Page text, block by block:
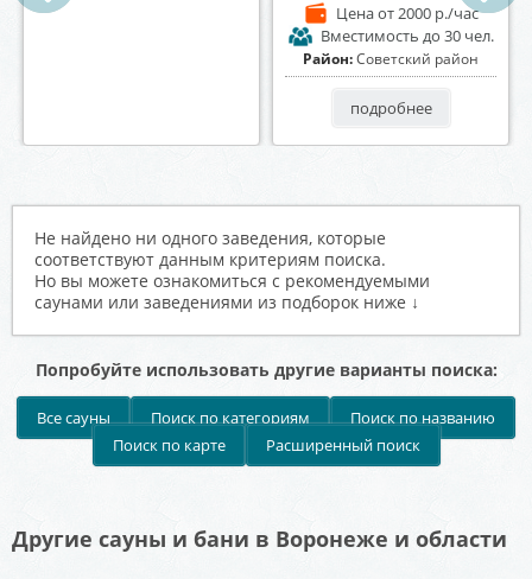
Ценаот 2000 р./час
Вместимость до 30 чел.
Район:Советский район
подробнее
Не найдено ни одного заведения, которые
соответствуют данным критериям поиска.
Но вы можете ознакомиться с рекомендуемыми
саунами или заведениями из подборок ниже ↓
Попробуйте использовать другие варианты поиска:
Все сауны Поиск по категориям
Поиск по названию
Поиск по карте
Расширенный поиск
Другие сауны и бани в Воронеже и области